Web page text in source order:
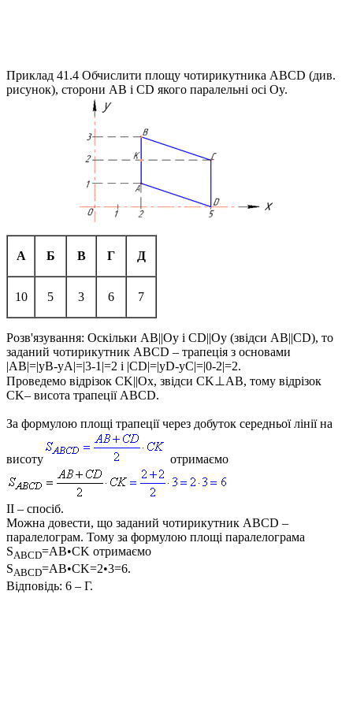
Приклад 41.4 Обчислити площу чотирикутника ABCD (див.
рисунок), сторони AB і CD якого паралельні осі Oy.
А Б В Г Д
10 5 3 6 7
Розв'язування: Оскільки AB||Oy і CD||Oy (звідси AB||CD), то
заданий чотирикутник ABCD – трапеція з основами
|AB|=|yB-yA|=|3-1|=2 і |CD|=|yD-yC|=|0-2|=2.
Проведемо відрізок CK||Ox, звідси CK⊥AB, тому відрізок
CK– висота трапеції ABCD.
За формулою площі трапеції через добуток середньої лінії на
висоту отримаємо
ІІ – спосіб.
Можна довести, що заданий чотирикутник ABCD –
паралелограм. Тому за формулою площі паралелограма
SABCD=AB•CK отримаємо
SABCD=AB•CK=2•3=6.
Відповідь: 6 – Г.